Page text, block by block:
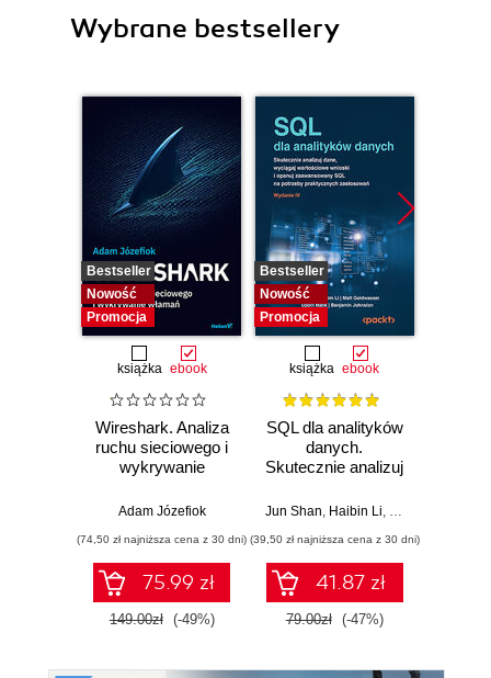
Wybrane bestsellery
Bestseller
Nowość
Promocja
książka ebook
Wireshark. Analiza
ruchu sieciowego i
wykrywanie
Adam Józefiok
(74,50 zł najniższa cena z 30 dni)
75.99 zł
149.00zł (-49%)
Bestseller
Nowość
Promocja
książka ebook
SQL dla analityków
danych.
Skutecznie analizuj
wartościowe
zaawansowany
SQL na potrzeby
praktycznych
zastosowań.
Wydanie IV
Jun Shan Haibin Li
(39,50 zł najniższa cena z 30 dni)
41.87 zł
79.00zł (-47%)